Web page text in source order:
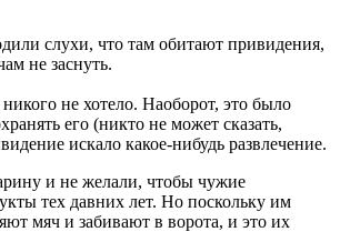
слухи, что там обитают привидения,
не заснуть.
не хотело. Наоборот, это было
его (никто не может сказать,
искало какое-нибудь развлечение.
и не желали, чтобы чужие
тех давних лет. Но поскольку им
мяч и забивают в ворота, и это их